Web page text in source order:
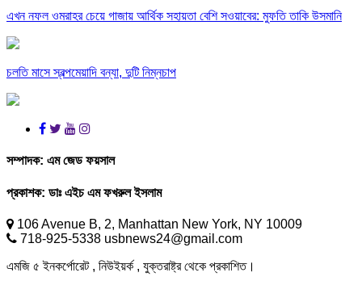
এখন নফল ওমরাহর চেয়ে গাজায় আর্থিক সহায়তা বেশি সওয়াবের: মুফতি তাকি উসমানি
চলতি মাসে স্বল্পমেয়াদি বন্যা, দুটি নিম্নচাপ
সম্পাদক: এম জেড ফয়সাল
প্রকাশক: ডাঃ এইচ এম ফখরুল ইসলাম
106 Avenue B, 2, Manhattan New York, NY 10009
718-925-5338 usbnews24@gmail.com
এমজি ৫ ইনকর্পোরেট , নিউইয়র্ক , যুক্তরাষ্ট্র থেকে প্রকাশিত।